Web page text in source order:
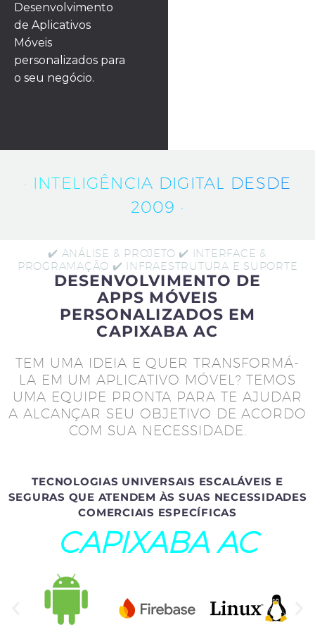
Desenvolvimento
de Aplicativos
Móveis
personalizados para
o seu negócio.
· INTELIGÊNCIA DIGITAL DESDE
2009 ·
✔️ ANÁLISE & PROJETO ✔️ INTERFACE &
PROGRAMAÇÃO ✔️ INFRAESTRUTURA E SUPORTE
DESENVOLVIMENTO DE
APPS MÓVEIS
PERSONALIZADOS EM
CAPIXABA AC
TEM UMA IDEIA E QUER TRANSFORMÁ-
LA EM UM APLICATIVO MÓVEL? TEMOS
UMA EQUIPE PRONTA PARA TE AJUDAR
A ALCANÇAR SEU OBJETIVO DE ACORDO
COM SUA NECESSIDADE.
TECNOLOGIAS UNIVERSAIS ESCALÁVEIS E
SEGURAS QUE ATENDEM ÀS SUAS NECESSIDADES
COMERCIAIS ESPECÍFICAS
CAPIXABA AC